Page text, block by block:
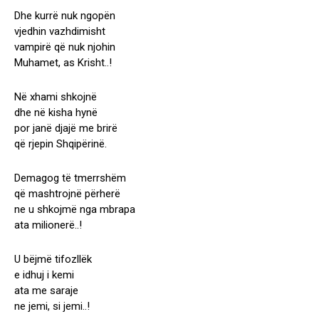
Dhe kurrë nuk ngopën
vjedhin vazhdimisht
vampirë që nuk njohin
Muhamet, as Krisht..!
Në xhami shkojnë
dhe në kisha hynë
por janë djajë me brirë
që rjepin Shqipërinë.
Demagog të tmerrshëm
që mashtrojnë përherë
ne u shkojmë nga mbrapa
ata milionerë..!
U bëjmë tifozllëk
e idhuj i kemi
ata me saraje
ne jemi, si jemi..!